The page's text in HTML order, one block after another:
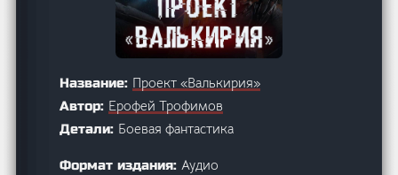
Название: Проект «Валькирия»
Автор: Ерофей Трофимов
Детали: Боевая фантастика
Формат издания:Аудио